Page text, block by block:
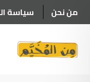
to
من نحن سياسة